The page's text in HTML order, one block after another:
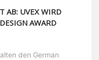
AB: UVEX WIRD
AWARD
den German